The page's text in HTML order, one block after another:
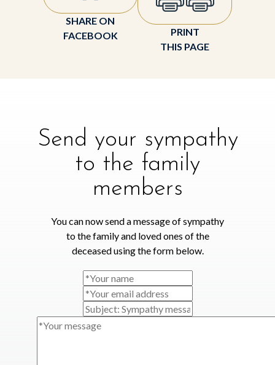
SHARE ON
FACEBOOK
PRINT
THIS PAGE
Send your sympathy
to the family
members
You can now send a message of sympathy
to the family and loved ones of the
deceased using the form below.